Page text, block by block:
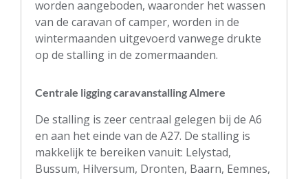
worden aangeboden, waaronder het wassen
van de caravan of camper, worden in de
wintermaanden uitgevoerd vanwege drukte
op de stalling in de zomermaanden.
Centrale ligging caravanstalling Almere
De stalling is zeer centraal gelegen bij de A6
en aan het einde van de A27. De stalling is
makkelijk te bereiken vanuit: Lelystad,
Bussum, Hilversum, Dronten, Baarn, Eemnes,